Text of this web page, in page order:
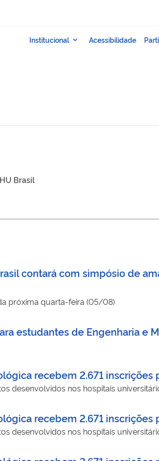
HU Brasil
contará com simpósio de
próxima quarta-feira (05/08)
estudantes de Engenharia e
recebem 2.671 inscrições
desenvolvidos nos hospitais
recebem 2.671 inscrições
desenvolvidos nos hospitais